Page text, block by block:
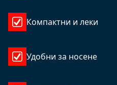
Компактни и леки
Удобни за носене